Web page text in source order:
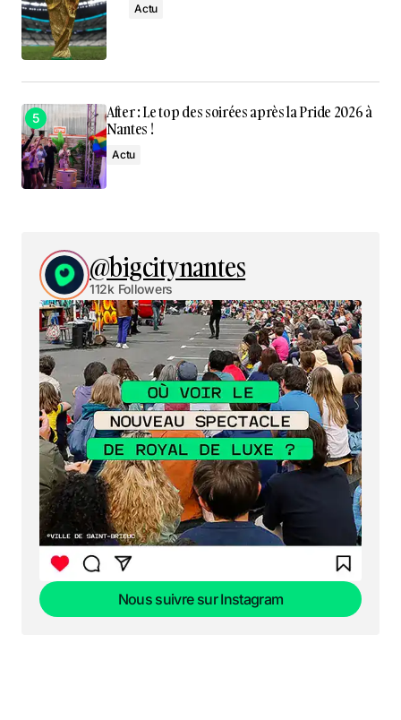
Actu
After : Le top des soirées après la Pride 2026 à
Nantes !
Actu
@bigcitynantes
112k Followers
Nous suivre sur Instagram